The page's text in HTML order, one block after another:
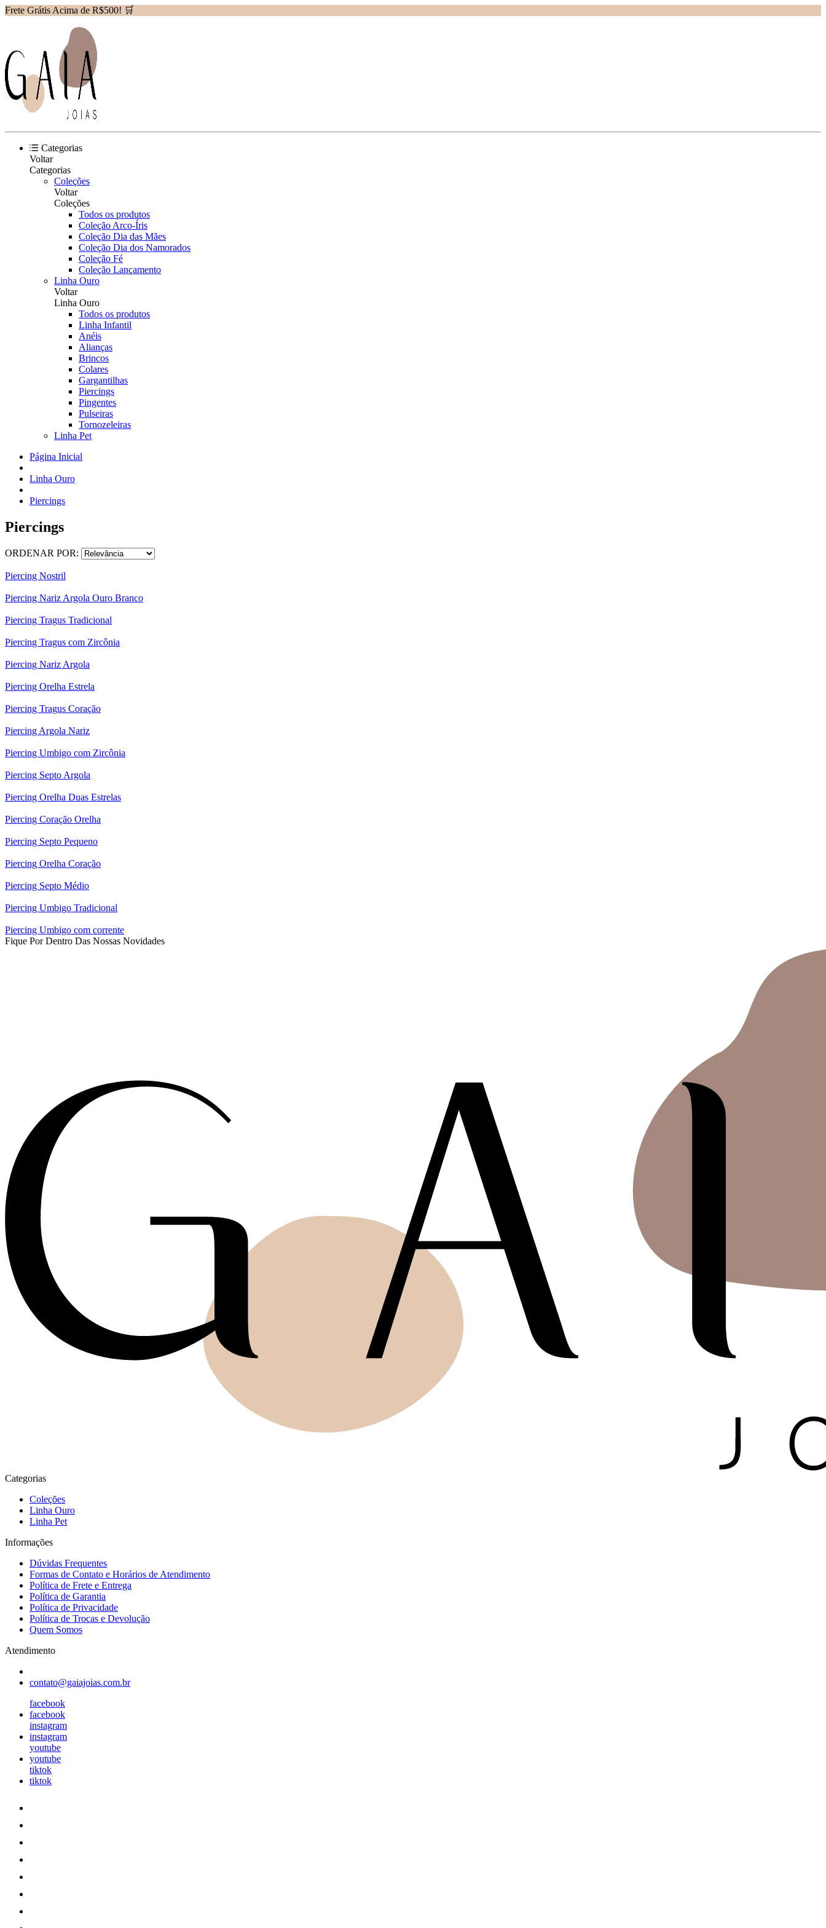
Frete Grátis Acima de R$500! 🛒
Categorias
Voltar
Categorias
Coleções
Voltar
Coleções
Todos os produtos
Coleção Arco-Íris
Coleção Dia das Mães
Coleção Dia dos Namorados
Coleção Fé
Coleção Lançamento
Linha Ouro
Voltar
Linha Ouro
Todos os produtos
Linha Infantil
Anéis
Alianças
Brincos
Colares
Gargantilhas
Piercings
Pingentes
Pulseiras
Tornozeleiras
Linha Pet
Página Inicial
Linha Ouro
Piercings
Piercings
ORDENAR POR:
Piercing Nostril
Piercing Nariz Argola Ouro Branco
Piercing Tragus Tradicional
Piercing Tragus com Zircônia
Piercing Nariz Argola
Piercing Orelha Estrela
Piercing Tragus Coração
Piercing Argola Nariz
Piercing Umbigo com Zircônia
Piercing Septo Argola
Piercing Orelha Duas Estrelas
Piercing Coração Orelha
Piercing Septo Pequeno
Piercing Orelha Coração
Piercing Septo Médio
Piercing Umbigo Tradicional
Piercing Umbigo com corrente
Fique Por Dentro Das Nossas Novidades
Categorias
Coleções
Linha Ouro
Linha Pet
Informações
Dúvidas Frequentes
Formas de Contato e Horários de Atendimento
Política de Frete e Entrega
Política de Garantia
Política de Privacidade
Política de Trocas e Devolução
Quem Somos
Atendimento
contato@gaiajoias.com.br
facebook
facebook
instagram
instagram
youtube
youtube
tiktok
tiktok